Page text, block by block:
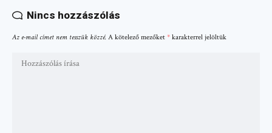
Nincs hozzászólás
Az e-mail címet nem tesszük közzé. A kötelező mezőket * karakterrel jelöltük